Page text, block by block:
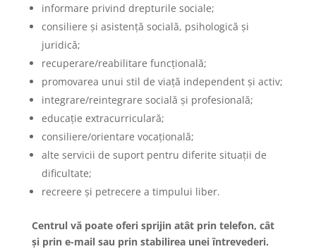
informare privind drepturile sociale;
consiliere şi asistenţă socială, psihologică şi
juridică;
recuperare/reabilitare funcţională;
promovarea unui stil de viaţă independent şi activ;
integrare/reintegrare socială şi profesională;
educaţie extracurriculară;
consiliere/orientare vocaţională;
alte servicii de suport pentru diferite situaţii de
dificultate;
recreere şi petrecere a timpului liber.
Centrul vă poate oferi sprijin atât prin telefon, cât
şi prin e-mail sau prin stabilirea unei întrevederi.